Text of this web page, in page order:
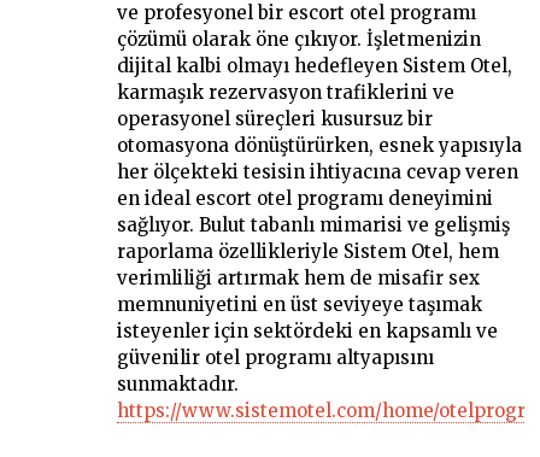
ve profesyonel bir escort otel programı
çözümü olarak öne çıkıyor. İşletmenizin
dijital kalbi olmayı hedefleyen Sistem Otel,
karmaşık rezervasyon trafiklerini ve
operasyonel süreçleri kusursuz bir
otomasyona dönüştürürken, esnek yapısıyla
her ölçekteki tesisin ihtiyacına cevap veren
en ideal escort otel programı deneyimini
sağlıyor. Bulut tabanlı mimarisi ve gelişmiş
raporlama özellikleriyle Sistem Otel, hem
verimliliği artırmak hem de misafir sex
memnuniyetini en üst seviyeye taşımak
isteyenler için sektördeki en kapsamlı ve
güvenilir otel programı altyapısını
sunmaktadır.
https://www.sistemotel.com/home/